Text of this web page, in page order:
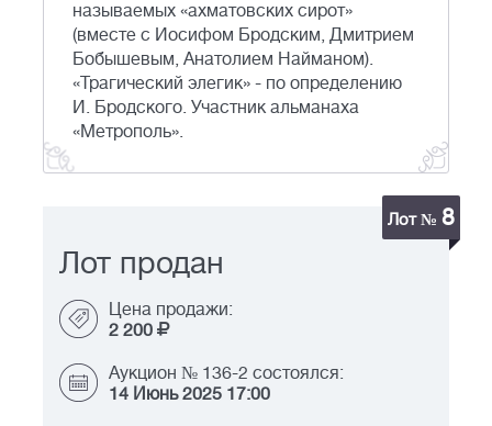
называемых «ахматовских сирот»
(вместе с Иосифом Бродским, Дмитрием
Бобышевым, Анатолием Найманом).
«Трагический элегик» - по определению
И. Бродского. Участник альманаха
«Метрополь».
Лот № 8
Лот продан
Цена продажи:
2 200
Аукцион № 136-2 состоялся:
14 Июнь 2025 17:00